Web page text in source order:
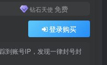
钻石天使 免费
登录购买
到账号IP，发现一律封号封